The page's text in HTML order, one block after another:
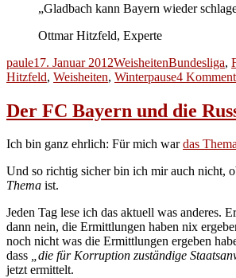
„Gladbach kann Bayern wieder
Ottmar Hitzfeld, Experte
Autor
pauleVeröffentlicht
am
17. Januar 2012Kategorien
WeisheitenSchlagwörter
Bundesliga,
Hitzfeld, Weisheiten, Winterpause4
Der FC Bayern und die
Ich bin ganz ehrlich: Für mich wardas
Und so richtig sicher bin ich mir auch nicht,
Thema ist.
Jeden Tag lese ich das aktuell was anderes.
dann nein, die Ermittlungen haben nix
noch nicht was die Ermittlungen ergeben
dass „die für Korruption zuständige
jetzt ermittelt.